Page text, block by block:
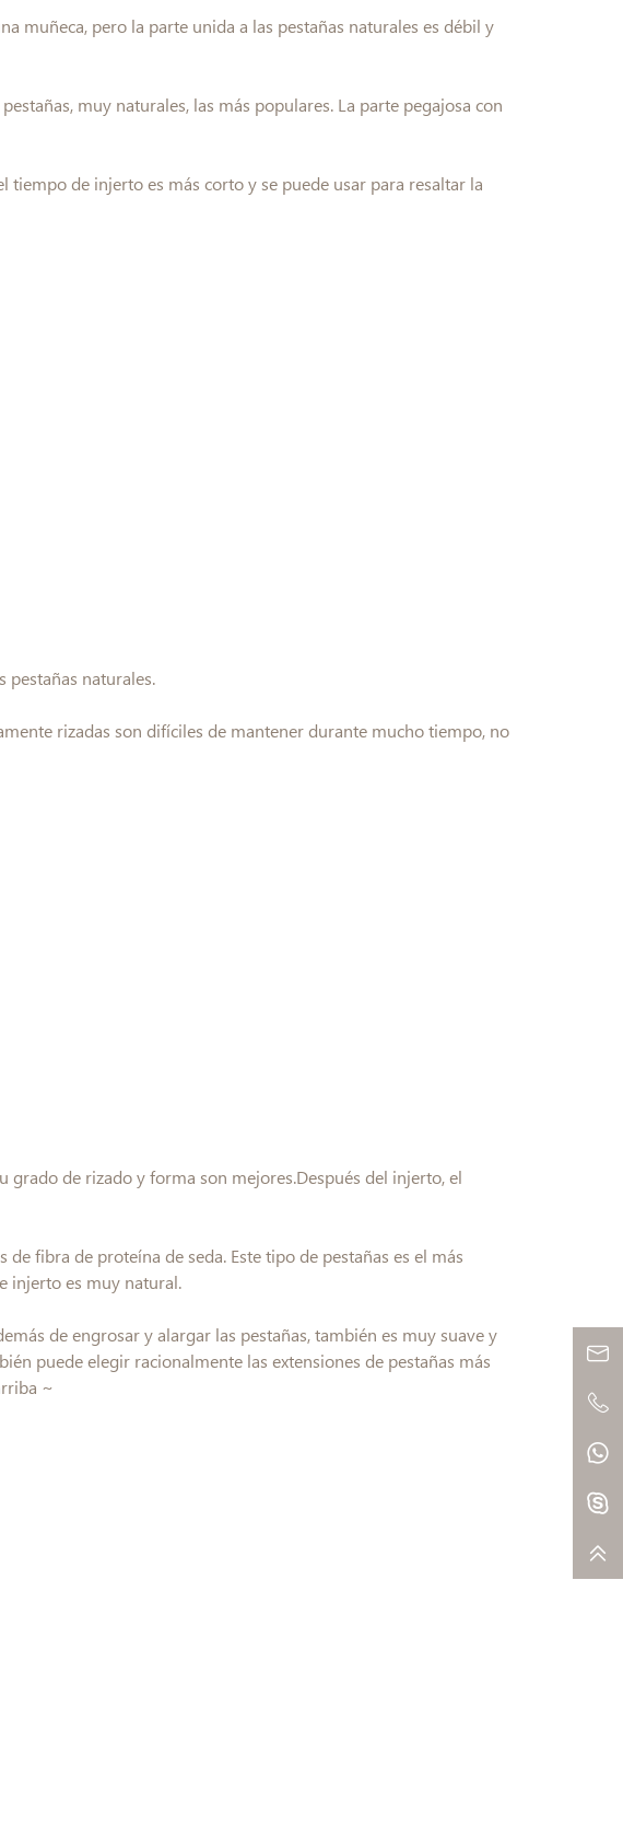
muñeca, pero la parte unida a las pestañas naturales es débil y
muy naturales, las más populares. La parte pegajosa con
tiempo de injerto es más corto y se puede usar para resaltar la
pestañas naturales.
rizadas son difíciles de mantener durante mucho tiempo, no
grado de rizado y forma son mejores.Después del injerto, el
fibra de proteína de seda. Este tipo de pestañas es el más
injerto es muy natural.
de engrosar y alargar las pestañas, también es muy suave y
puede elegir racionalmente las extensiones de pestañas más
~